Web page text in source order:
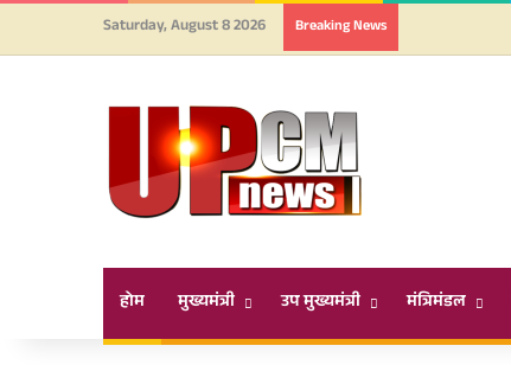
Saturday, August 8 2026 Breaking News
होम मुख्यमंत्री उप मुख्यमंत्री मंत्रिमंडल